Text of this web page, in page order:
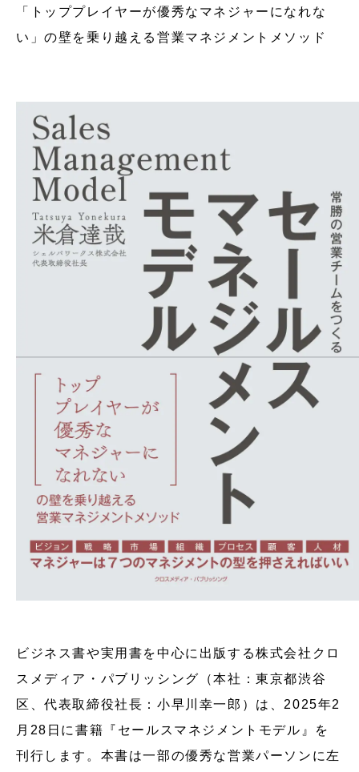
「トッププレイヤーが優秀なマネジャーになれな
い」の壁を乗り越える営業マネジメントメソッド
ビジネス書や実用書を中心に出版する株式会社クロ
スメディア・パブリッシング（本社：東京都渋谷
区、代表取締役社長：小早川幸一郎）は、2025年2
月28日に書籍『セールスマネジメントモデル』を
刊行します。本書は一部の優秀な営業パーソンに左